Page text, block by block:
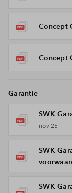
Concept
Concept
Garantie
SWK
nov 25
SWK
SWK